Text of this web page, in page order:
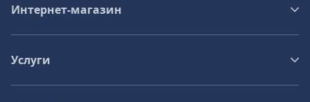
Интернет-магазин
Услуги